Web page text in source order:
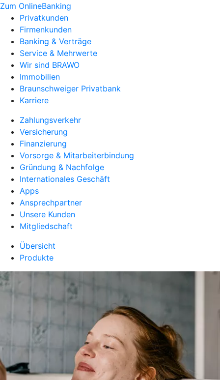
Zum OnlineBanking
Privatkunden
Firmenkunden
Banking & Verträge
Service & Mehrwerte
Wir sind BRAWO
Immobilien
Braunschweiger Privatbank
Karriere
Zahlungsverkehr
Versicherung
Finanzierung
Vorsorge & Mitarbeiterbindung
Gründung & Nachfolge
Internationales Geschäft
Apps
Ansprechpartner
Unsere Kunden
Mitgliedschaft
Übersicht
Produkte